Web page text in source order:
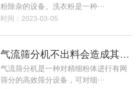
粉除杂的设备。洗衣粉是一种···
时间：2023-03-05
气流筛分机不出料会造成其筛分产量急剧下降，怎么办？
气流筛分机是一种对精细粉体进行有网
筛分的高效筛分设备，可对细···